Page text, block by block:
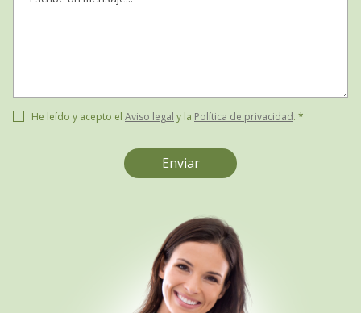
He leído y acepto el Aviso legal y la Política de privacidad. *